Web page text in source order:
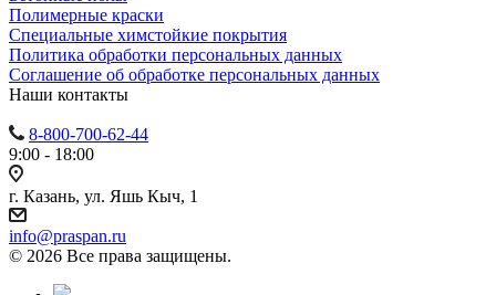
Полимерные краски
Специальные химстойкие покрытия
Политика обработки персональных данных
Cоглашение об обработке персональных данных
Наши контакты
8-800-700-62-44
9:00 - 18:00
г. Казань, ул. Яшь Кыч, 1
info@praspan.ru
© 2026 Все права защищены.